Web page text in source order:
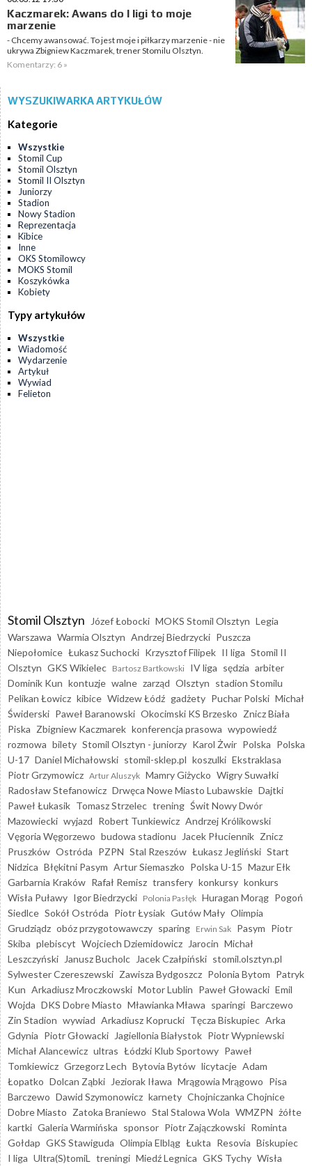
Kaczmarek: Awans do I ligi to moje
marzenie
- Chcemy awansować. To jest moje i piłkarzy marzenie - nie
ukrywa Zbigniew Kaczmarek, trener Stomilu Olsztyn.
Komentarzy: 6 »
WYSZUKIWARKA ARTYKUŁÓW
Kategorie
Wszystkie
Stomil Cup
Stomil Olsztyn
Stomil II Olsztyn
Juniorzy
Stadion
Nowy Stadion
Reprezentacja
Kibice
Inne
OKS Stomilowcy
MOKS Stomil
Koszykówka
Kobiety
Typy artykułów
Wszystkie
Wiadomość
Wydarzenie
Artykuł
Wywiad
Felieton
Stomil Olsztyn Józef Łobocki MOKS Stomil Olsztyn Legia
Warszawa Warmia Olsztyn Andrzej Biedrzycki Puszcza
Niepołomice Łukasz Suchocki Krzysztof Filipek II liga Stomil II
Olsztyn GKS Wikielec Bartosz Bartkowski IV liga sędzia arbiter
Dominik Kun kontuzje walne zarząd Olsztyn stadion Stomilu
Pelikan Łowicz kibice Widzew Łódź gadżety Puchar Polski Michał
Świderski Paweł Baranowski Okocimski KS Brzesko Znicz Biała
Piska Zbigniew Kaczmarek konferencja prasowa wypowiedź
rozmowa bilety Stomil Olsztyn - juniorzy Karol Żwir Polska Polska
U-17 Daniel Michałowski stomil-sklep.pl koszulki Ekstraklasa
Piotr Grzymowicz Artur Aluszyk Mamry Giżycko Wigry Suwałki
Radosław Stefanowicz Drwęca Nowe Miasto Lubawskie Dajtki
Paweł Łukasik Tomasz Strzelec trening Świt Nowy Dwór
Mazowiecki wyjazd Robert Tunkiewicz Andrzej Królikowski
Vęgoria Węgorzewo budowa stadionu Jacek Płuciennik Znicz
Pruszków Ostróda PZPN Stal Rzeszów Łukasz Jegliński Start
Nidzica Błękitni Pasym Artur Siemaszko Polska U-15 Mazur Ełk
Garbarnia Kraków Rafał Remisz transfery konkursy konkurs
Wisła Puławy Igor Biedrzycki Polonia Pasłęk Huragan Morąg Pogoń
Siedlce Sokół Ostróda Piotr Łysiak Gutów Mały Olimpia
Grudziądz obóz przygotowawczy sparing Erwin Sak Pasym Piotr
Skiba plebiscyt Wojciech Dziemidowicz Jarocin Michał
Leszczyński
Janusz Bucholc Jacek Czałpiński stomil.olsztyn.pl
Sylwester Czereszewski Zawisza Bydgoszcz Polonia Bytom Patryk
Kun Arkadiusz Mroczkowski Motor Lublin Paweł Głowacki Emil
Wojda DKS Dobre Miasto Mławianka Mława sparingi Barczewo
Zin Stadion wywiad Arkadiusz Koprucki Tęcza Biskupiec Arka
Gdynia Piotr Głowacki Jagiellonia Białystok Piotr Wypniewski
Michał Alancewicz ultras Łódzki Klub Sportowy Paweł
Tomkiewicz Grzegorz Lech Bytovia Bytów licytacje Adam
Łopatko Dolcan Ząbki Jeziorak Iława Mrągowia Mrągowo Pisa
Barczewo Dawid Szymonowicz karnety Chojniczanka Chojnice
Dobre Miasto Zatoka Braniewo Stal Stalowa Wola WMZPN żółte
kartki Galeria Warmińska sponsor Piotr Zajączkowski Rominta
Gołdap GKS Stawiguda Olimpia Elbląg Łukta Resovia Biskupiec
I liga Ultra(S)tomiL treningi Miedź Legnica GKS Tychy Wisła